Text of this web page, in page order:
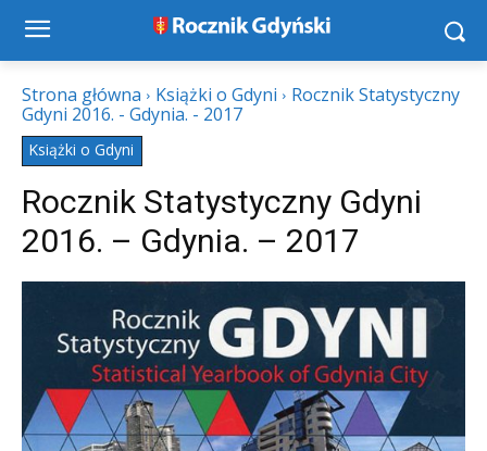
Strona główna Książki o Gdyni
Rocznik Statystyczny
Gdyni 2016. - Gdynia. - 2017
Książki o Gdyni
Rocznik Statystyczny Gdyni
2016. – Gdynia. – 2017